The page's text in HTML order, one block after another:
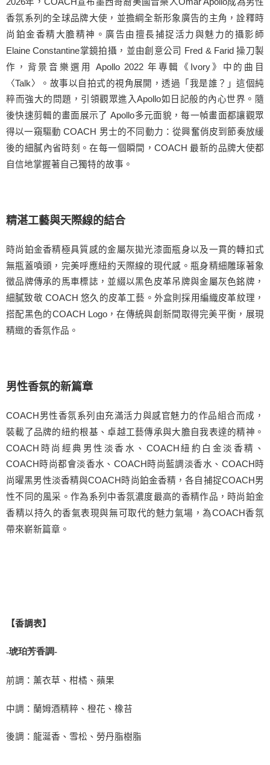
香氛系列的全球品牌大使，並擔綱全新形象廣告的主角，詮釋時
尚鉑金香精大膽精神。廣告由擅長捕捉活力與魅力的攝影師
Elaine Constantine掌鏡拍攝，並由創意公司 Fred & Farid 操刀製
作，背景音樂選用 Apollo 2022 年專輯《Ivory》中的曲目
〈Talk〉。故事以自拍式的視角展開，透過「我是誰？」這個純
粹而強大的問題，引領觀眾進入Apollo如日記般的內心世界。隨
後快速剪輯的畫面展示了 Apollo多元面貌，每一幀畫面都讓觀眾
得以一窺驅動 COACH 男士的不同動力：從興奮俏皮到節奏放緩
後的細膩內省時刻。在每一個瞬間，COACH 最新的品牌大使都
自信地掌握著自己獨特的故事。
精湛工藝與天際線的結合
時尚鉑金香精極具質感的金屬灰拋光漆面瓶身以及一貫的轉扣式
無瓶蓋噴頭，完美呼應紐約天際線的現代感。瓶身精細雕琢著象
徵品牌傳承的馬車標誌，並綴以黑色皮革吊牌與金屬灰色銘牌，
細膩致敬 COACH 悠久的皮革工藝。外盒則採用編織皮革紋理，
搭配黑色的COACH Logo，在傳統與創新間取得完美平衡，展現
精緻的香氛作品。
男性香氛的新篇章
COACH男性香氛系列由充滿活力與感官魅力的作品組合而成，
裝載了品牌的紐約根基、卓越工藝傳承與大膽自我表達的精神。
COACH時尚經典男性淡香水、COACH紐約白金淡香精、
COACH時尚都會淡香水、COACH時尚藍調淡香水、COACH時
尚曜黑男性淡香精與COACH時尚鉑金香精，各自捕捉COACH男
性不同的風采。作為系列中香氛濃度最高的香精作品，時尚鉑金
香精以持久的香氣表現與無可取代的魅力氣場，為COACH香氛
帶來嶄新篇章。
【香調表】
-琥珀芳香調-
前調：薰衣草、柑橘、蘋果
中調：蘭姆酒精粹、橙花、橡苔
後調：龍涎香、雪松、勞丹脂樹脂